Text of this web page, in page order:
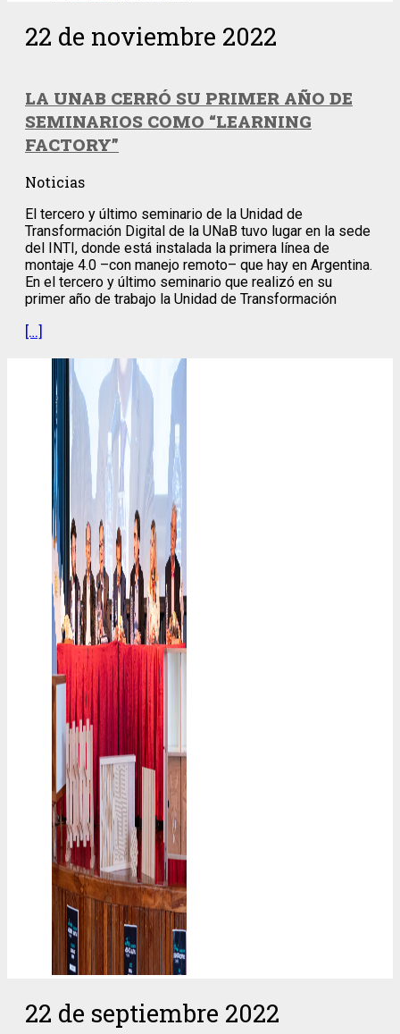
22 de noviembre 2022
LA UNAB CERRÓ SU PRIMER AÑO DE
SEMINARIOS COMO “LEARNING
FACTORY”
Noticias
El tercero y último seminario de la Unidad de
Transformación Digital de la UNaB tuvo lugar en la sede
del INTI, donde está instalada la primera línea de
montaje 4.0 –con manejo remoto– que hay en Argentina.
En el tercero y último seminario que realizó en su
primer año de trabajo la Unidad de Transformación
[…]
22 de septiembre 2022